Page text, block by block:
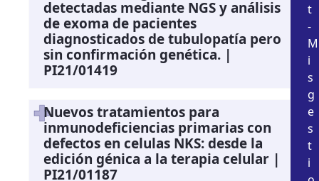
detectadas mediante NGS y análisis
de exoma de pacientes
diagnosticados de tubulopatía pero
sin confirmación genética. |
PI21/01419
Nuevos tratamientos para
inmunodeficiencias primarias con
defectos en celulas NKS: desde la
edición génica a la terapia celular |
PI21/01187
t
-
M
i
s
g
e
s
t
i